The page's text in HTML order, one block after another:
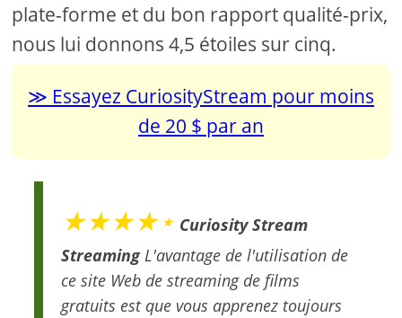
plate-forme et du bon rapport qualité-prix,
nous lui donnons 4,5 étoiles sur cinq.
Essayez CuriosityStream pour moins
de 20 $ par an
★★★★⋆ Curiosity Stream
StreamingL'avantage de l'utilisation de
ce site Web de streaming de films
gratuits est que vous apprenez toujours